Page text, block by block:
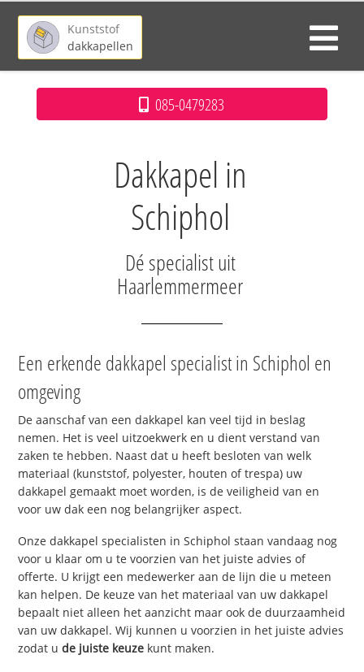
Kunststof
dakkapellen
085-0479283
Dakkapel in
Schiphol
Dé specialist uit
Haarlemmermeer
Een erkende dakkapel specialist in Schiphol en
omgeving
De aanschaf van een dakkapel kan veel tijd in beslag
nemen. Het is veel uitzoekwerk en u dient verstand van
zaken te hebben. Naast dat u heeft besloten van welk
materiaal (kunststof, polyester, houten of trespa) uw
dakkapel gemaakt moet worden, is de veiligheid van en
voor uw dak een nog belangrijker aspect.
Onze dakkapel specialisten in Schiphol staan vandaag nog
voor u klaar om u te voorzien van het juiste advies of
offerte. U krijgt een medewerker aan de lijn die u meteen
kan helpen. De keuze van het materiaal van uw dakkapel
bepaalt niet alleen het aanzicht maar ook de duurzaamheid
van uw dakkapel. Wij kunnen u voorzien in het juiste advies
zodat ude juiste keuze kunt maken.